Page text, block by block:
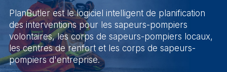
PlanButler est le logiciel intelligent de planification
des interventions pour les sapeurs-pompiers
volontaires, les corps de sapeurs-pompiers locaux,
les centres de renfort et les corps de sapeurs-
pompiers d'entreprise.